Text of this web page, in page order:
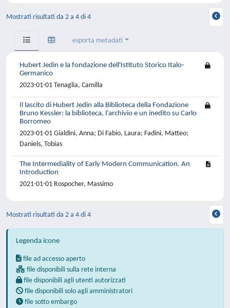
Mostrati risultati da 2 a 4 di 4
esporta metadati
Hubert Jedin e la fondazione dell'Istituto Storico Italo-
Germanico
2023-01-01 Tenaglia, Camilla
Il lascito di Hubert Jedin alla Biblioteca della Fondazione
Bruno Kessler: la biblioteca, l’archivio e un inedito su Carlo
Borromeo
2023-01-01 Gialdini, Anna; Di Fabio, Laura; Fadini, Matteo;
Daniels, Tobias
The Intermediality of Early Modern Communication. An
Introduction
2021-01-01 Rospocher, Massimo
Mostrati risultati da 2 a 4 di 4
Legenda icone
file ad accesso aperto
file disponibili sulla rete interna
file disponibili agli utenti autorizzati
file disponibili solo agli amministratori
file sotto embargo